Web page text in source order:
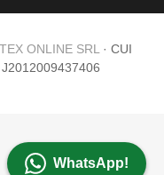
WhatsApp!
ONLINE SRL · CUI